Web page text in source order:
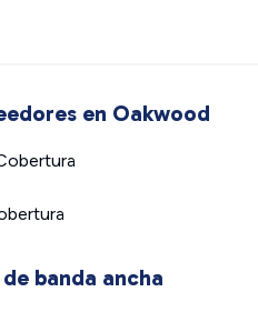
en Oakwood
banda ancha